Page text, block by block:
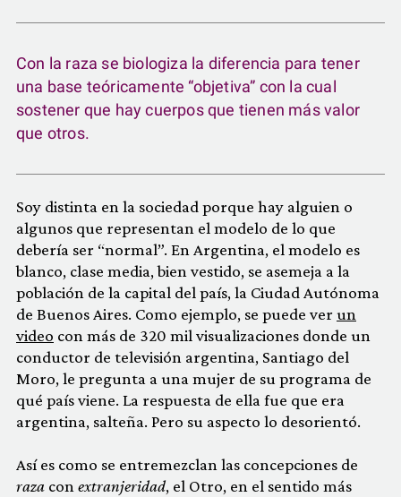
Con la raza se biologiza la diferencia para tener
una base teóricamente “objetiva” con la cual
sostener que hay cuerpos que tienen más valor
que otros.
Soy distinta en la sociedad porque hay alguien o
algunos que representan el modelo de lo que
debería ser “normal”. En Argentina, el modelo es
blanco, clase media, bien vestido, se asemeja a la
población de la capital del país, la Ciudad Autónoma
de Buenos Aires. Como ejemplo, se puede verun
video con más de 320 mil visualizaciones donde un
conductor de televisión argentina, Santiago del
Moro, le pregunta a una mujer de su programa de
qué país viene. La respuesta de ella fue que era
argentina, salteña. Pero su aspecto lo desorientó.
Así es como se entremezclan las concepciones de
raza con extranjeridad, el Otro, en el sentido más